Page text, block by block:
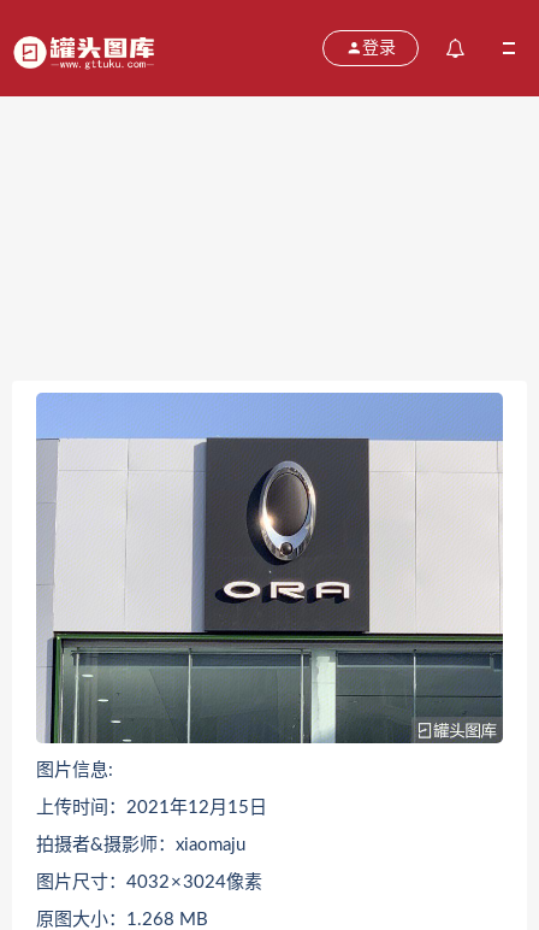
登录
图片信息:
上传时间：2021年12月15日
拍摄者&摄影师：xiaomaju
图片尺寸：4032 × 3024像素
原图大小：1.268 MB